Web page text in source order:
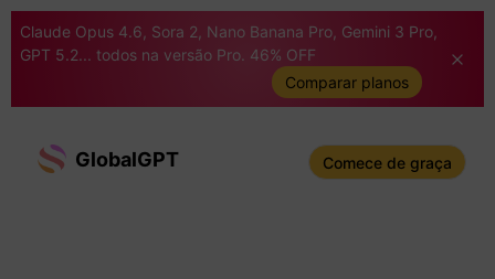
Claude Opus 4.6, Sora 2, Nano Banana Pro, Gemini 3 Pro,
GPT 5.2... todos na versão Pro. 46% OFF
Comparar planos
GlobalGPT Comece de graça